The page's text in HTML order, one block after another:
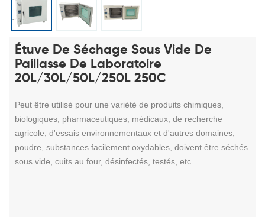
Étuve De Séchage Sous Vide De
Paillasse De Laboratoire
20L/30L/50L/250L 250C
Peut être utilisé pour une variété de produits chimiques,
biologiques, pharmaceutiques, médicaux, de recherche
agricole, d'essais environnementaux et d'autres domaines,
poudre, substances facilement oxydables, doivent être séchés
sous vide, cuits au four, désinfectés, testés, etc.